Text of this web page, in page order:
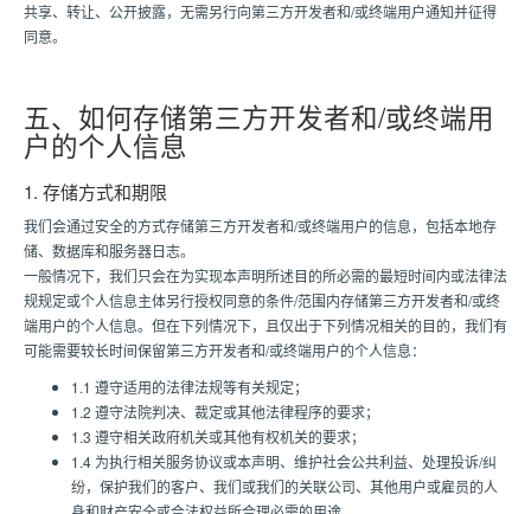
共享、转让、公开披露，无需另行向第三方开发者和/或终端用户通知并征得
同意。
五、如何存储第三方开发者和/或终端用
户的个人信息
1. 存储方式和期限
我们会通过安全的方式存储第三方开发者和/或终端用户的信息，包括本地存
储、数据库和服务器日志。
一般情况下，我们只会在为实现本声明所述目的所必需的最短时间内或法律法
规规定或个人信息主体另行授权同意的条件/范围内存储第三方开发者和/或终
端用户的个人信息。但在下列情况下，且仅出于下列情况相关的目的，我们有
可能需要较长时间保留第三方开发者和/或终端用户的个人信息：
1.1 遵守适用的法律法规等有关规定；
1.2 遵守法院判决、裁定或其他法律程序的要求；
1.3 遵守相关政府机关或其他有权机关的要求；
1.4 为执行相关服务协议或本声明、维护社会公共利益、处理投诉/纠
纷，保护我们的客户、我们或我们的关联公司、其他用户或雇员的人